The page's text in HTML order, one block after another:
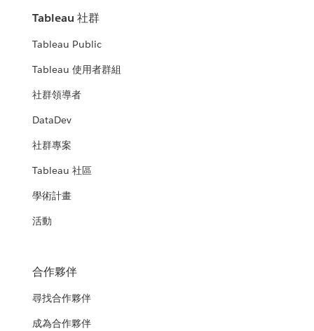
Tableau 社群
Tableau Public
Tableau 使用者群組
社群領導者
DataDev
社群專案
Tableau 社區
學術計畫
活動
合作夥伴
尋找合作夥伴
成為合作夥伴